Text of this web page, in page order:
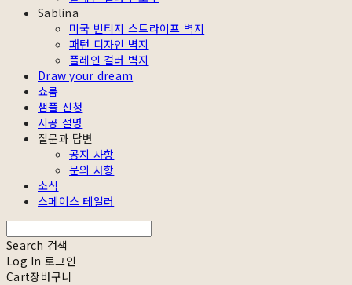
Sablina
미국 빈티지 스트라이프 벽지
패턴 디자인 벽지
플레인 컬러 벽지
Draw your dream
쇼룸
샘플 신청
시공 설명
질문과 답변
공지 사항
문의 사항
소식
스페이스 테일러
Search 검색
Log In 로그인
Cart장바구니